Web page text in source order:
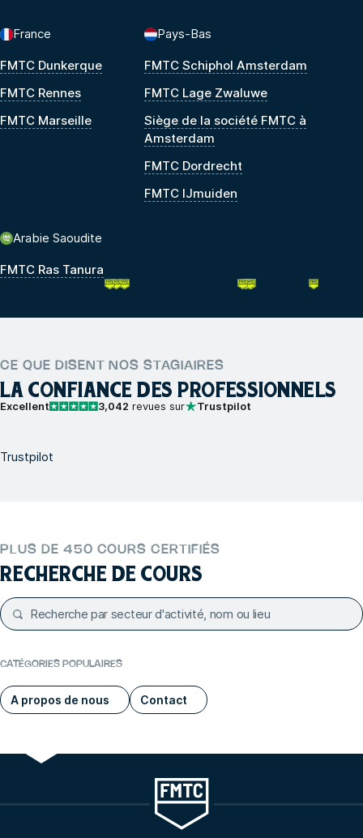
France
FMTC Dunkerque
FMTC Rennes
FMTC Marseille
Pays-Bas
FMTC Schiphol Amsterdam
FMTC Lage Zwaluwe
Siège de la société FMTC à
Amsterdam
FMTC Dordrecht
FMTC IJmuiden
Arabie Saoudite
FMTC Ras Tanura
CE QUE DISENT NOS STAGIAIRES
LA CONFIANCE DES PROFESSIONNELS
Excellent 3,042 revues sur Trustpilot
Trustpilot
PLUS DE 450 COURS CERTIFIÉS
RECHERCHE DE COURS
CATÉGORIES POPULAIRES
A propos de nous Contact